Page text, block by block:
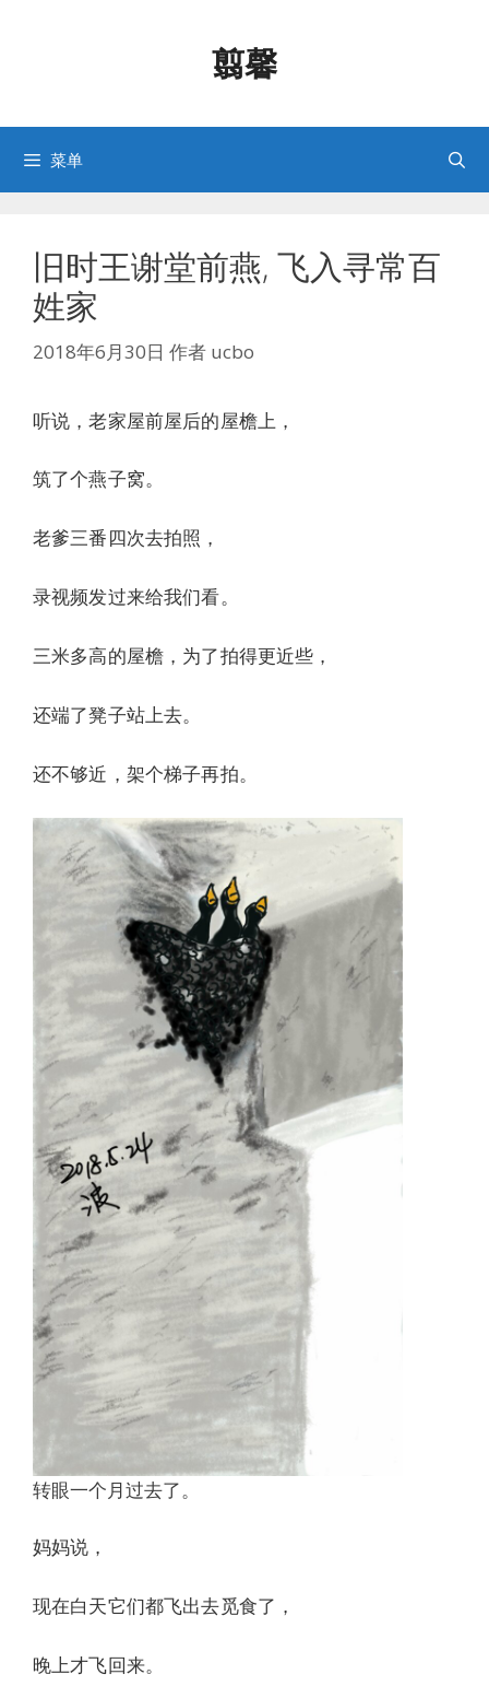
翦馨
菜单
旧时王谢堂前燕, 飞入寻常百
姓家
2018年6月30日 作者 ucbo
听说，老家屋前屋后的屋檐上，
筑了个燕子窝。
老爹三番四次去拍照，
录视频发过来给我们看。
三米多高的屋檐，为了拍得更近些，
还端了凳子站上去。
还不够近，架个梯子再拍。
转眼一个月过去了。
妈妈说，
现在白天它们都飞出去觅食了，
晚上才飞回来。